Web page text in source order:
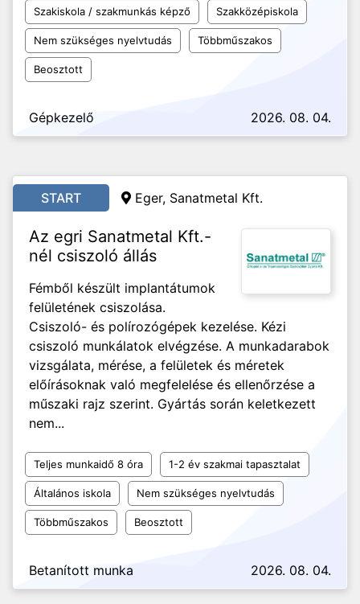
Szakiskola / szakmunkás képző Szakközépiskola
Nem szükséges nyelvtudás Többműszakos
Beosztott
Gépkezelő 2026. 08. 04.
START Eger, Sanatmetal Kft.
Az egri Sanatmetal Kft.-
nél csiszoló állás
Fémből készült implantátumok
felületének csiszolása.
Csiszoló- és polírozógépek kezelése. Kézi
csiszoló munkálatok elvégzése. A munkadarabok
vizsgálata, mérése, a felületek és méretek
előírásoknak való megfelelése és ellenőrzése a
műszaki rajz szerint. Gyártás során keletkezett
nem...
Teljes munkaidő 8 óra 1-2 év szakmai tapasztalat
Általános iskola Nem szükséges nyelvtudás
Többműszakos Beosztott
Betanított munka 2026. 08. 04.